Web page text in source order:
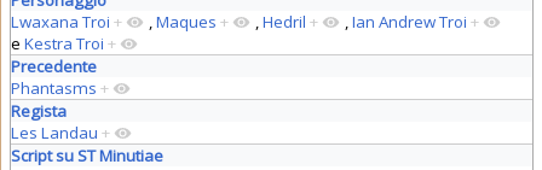
Lwaxana Troi + ,Maques + ,Hedril + ,Ian Andrew Troi +
e Kestra Troi +
Precedente
Phantasms +
Regista
Les Landau +
Script su ST Minutiae